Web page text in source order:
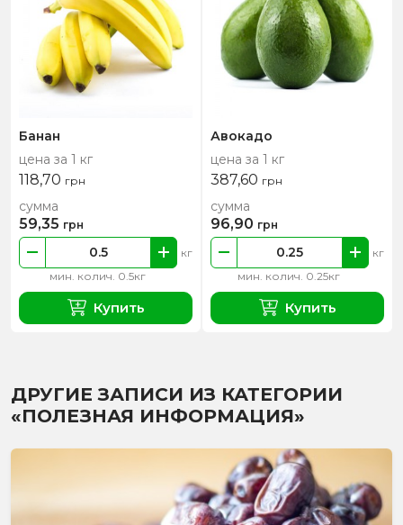
Банан
цена за 1 кг
118,70 грн
мин. колич. 0.5кг
кг
сумма
59,35 грн
Купить
Авокадо
цена за 1 кг
387,60 грн
мин. колич. 0.25кг
кг
сумма
96,90 грн
Купить
ДРУГИЕ ЗАПИСИ ИЗ КАТЕГОРИИ
«ПОЛЕЗНАЯ ИНФОРМАЦИЯ»